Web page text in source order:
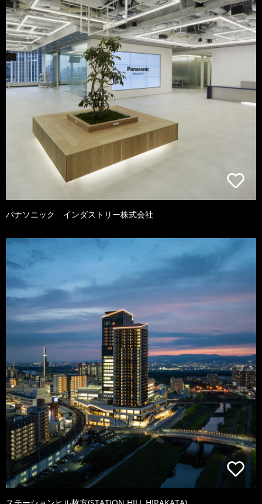
パナソニック インダストリー株式会社